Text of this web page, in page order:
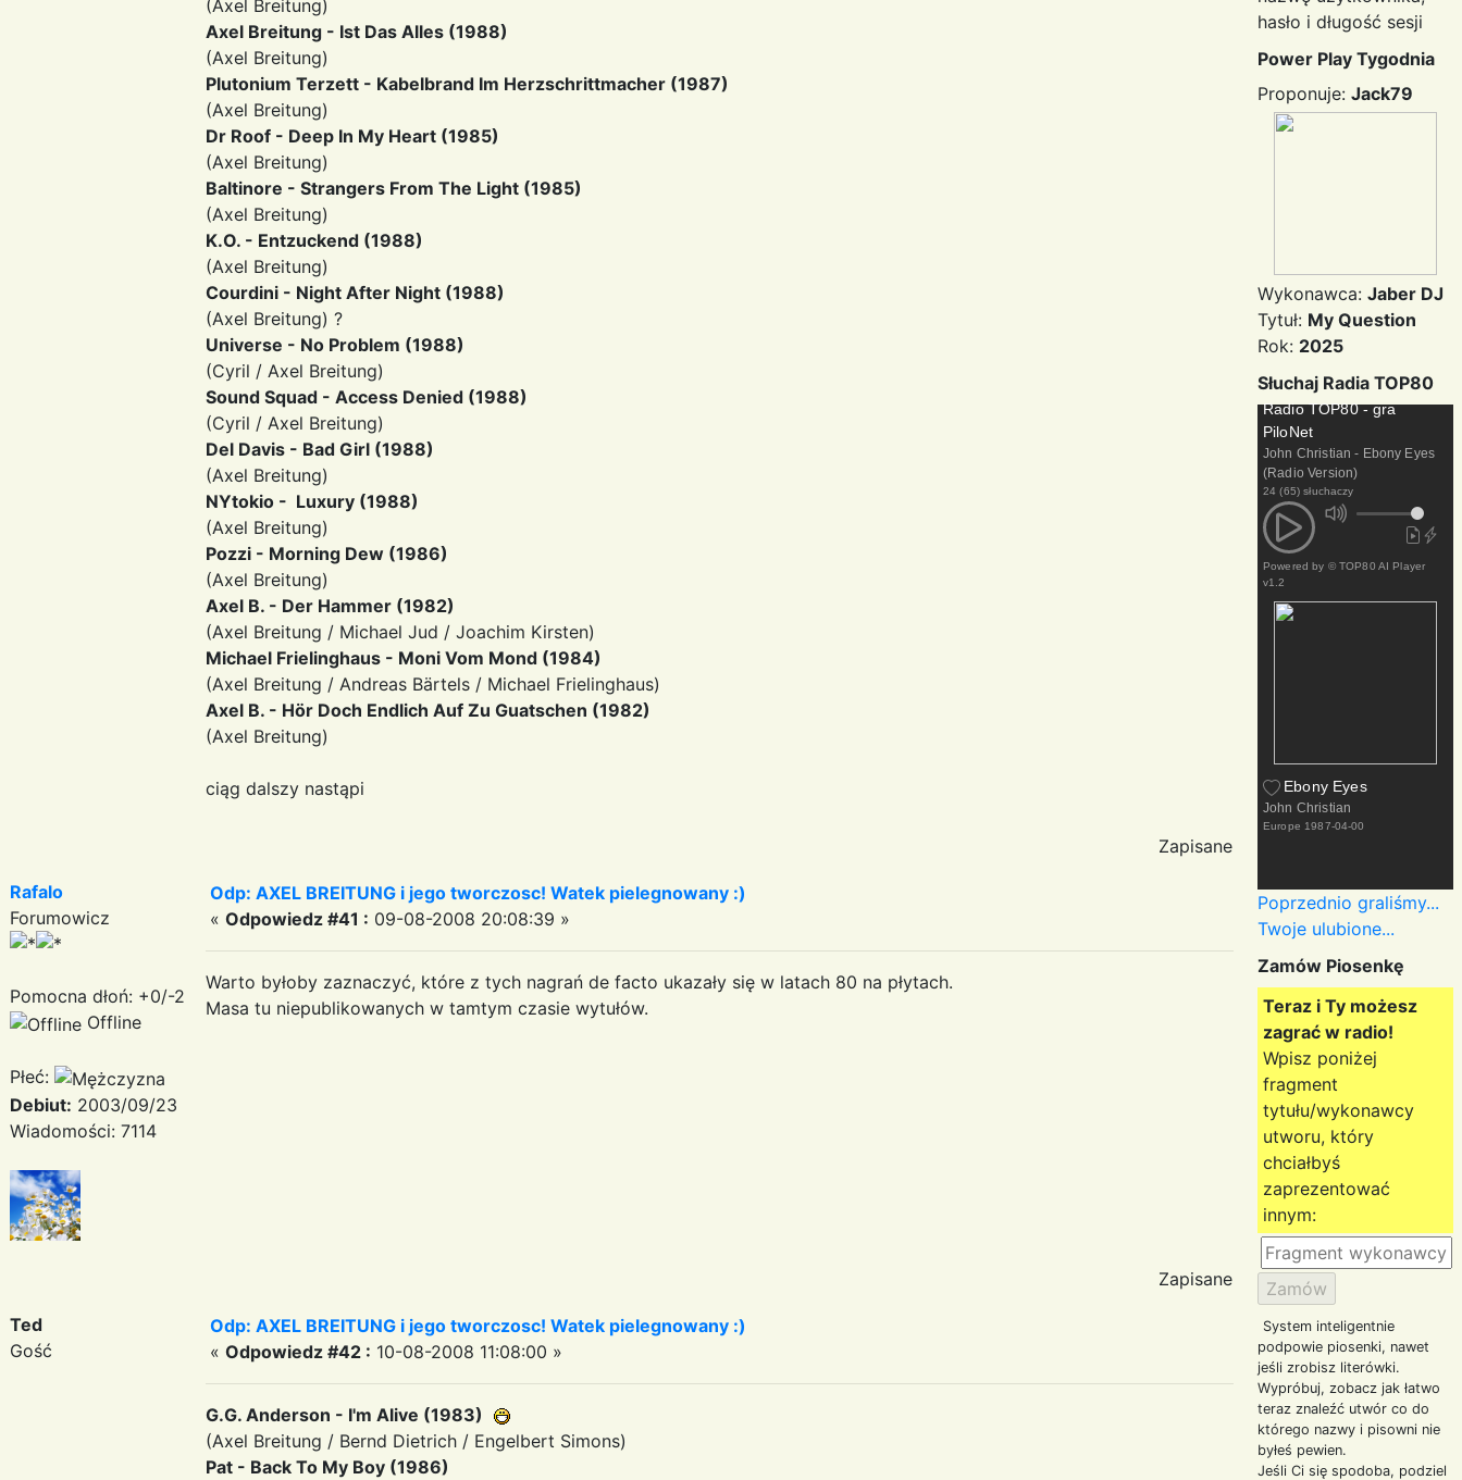
(Axel Breitung)
Axel Breitung - Ist Das Alles (1988)
(Axel Breitung)
Plutonium Terzett - Kabelbrand Im Herzschrittmacher (1987)
(Axel Breitung)
Dr Roof - Deep In My Heart (1985)
(Axel Breitung)
Baltinore - Strangers From The Light (1985)
(Axel Breitung)
K.O. - Entzuckend (1988)
(Axel Breitung)
Courdini - Night After Night (1988)
(Axel Breitung) ?
Universe - No Problem (1988)
(Cyril / Axel Breitung)
Sound Squad - Access Denied (1988)
(Cyril / Axel Breitung)
Del Davis - Bad Girl (1988)
(Axel Breitung)
NYtokio - Luxury (1988)
(Axel Breitung)
Pozzi - Morning Dew (1986)
(Axel Breitung)
Axel B. - Der Hammer (1982)
(Axel Breitung / Michael Jud / Joachim Kirsten)
Michael Frielinghaus - Moni Vom Mond (1984)
(Axel Breitung / Andreas Bärtels / Michael Frielinghaus)
Axel B. - Hör Doch Endlich Auf Zu Guatschen (1982)
(Axel Breitung)
ciąg dalszy nastąpi
Zapisane
Rafalo
Forumowicz
Pomocna dłoń: +0/-2
Offline
Płeć:
Debiut: 2003/09/23
Wiadomości: 7114
Odp: AXEL BREITUNG i jego tworczosc! Watek pielegnowany :)
« Odpowiedz #41 : 09-08-2008 20:08:39 »
Warto byłoby zaznaczyć, które z tych nagrań de facto ukazały się w latach 80 na płytach.
Masa tu niepublikowanych w tamtym czasie wytułów.
Zapisane
Ted
Gość
Odp: AXEL BREITUNG i jego tworczosc! Watek pielegnowany :)
« Odpowiedz #42 : 10-08-2008 11:08:00 »
G.G. Anderson - I'm Alive (1983)
(Axel Breitung / Bernd Dietrich / Engelbert Simons)
Pat - Back To My Boy (1986)
hasło i długość sesji
Power Play Tygodnia
Proponuje: Jack79
Wykonawca: Jaber DJ
Tytuł: My Question
Rok: 2025
Słuchaj Radia TOP80
Radio TOP80 - gra
PiloNet
John Christian - Ebony Eyes
(Radio Version)
24 (65) słuchaczy
Powered by © TOP80 AI Player
v1.2
Ebony Eyes
John Christian
Europe 1987-04-00
Poprzednio graliśmy...
Twoje ulubione...
Zamów Piosenkę
Teraz i Ty możesz
zagrać w radio!
Wpisz poniżej
fragment
tytułu/wykonawcy
utworu, który
chciałbyś
zaprezentować
innym:
System inteligentnie
podpowie piosenki, nawet
jeśli zrobisz literówki.
Wypróbuj, zobacz jak łatwo
teraz znaleźć utwór co do
którego nazwy i pisowni nie
byłeś pewien.
Jeśli Ci się spodoba, podziel